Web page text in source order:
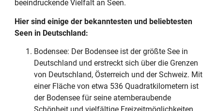
beeindruckende Vielfalt an Seen.
Hier sind einige der bekanntesten und beliebtesten
Seen in Deutschland:
Bodensee: Der Bodensee ist der größte See in
Deutschland und erstreckt sich über die Grenzen
von Deutschland, Österreich und der Schweiz. Mit
einer Fläche von etwa 536 Quadratkilometern ist
der Bodensee für seine atemberaubende